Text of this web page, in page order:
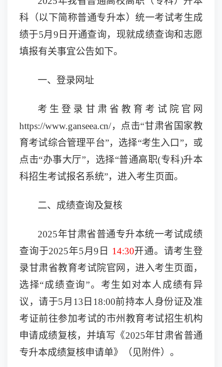
科（以下简称普通专升本）统一考试考生成
绩于5月9日开通查询，现就成绩查询和志愿
填报有关事宜公告如下。
一、 登录网址
考生登录甘肃省教育考试院官网
https://www.ganseea.cn/， 点击“甘肃省国家教
育考试综合管理平台”，选择“考生入口”，或
点击“办事大厅”，选择“普通高职(专科)升本
科招生考试报名系统”， 进入考生 页面。
二、成绩查询及复核
2025年甘肃省普通专升本统一考试成绩
查询于2025年5月9 日 14:30开通。 请考生登
录甘肃省教育考试院官网 ， 进入考生页面，
选择“成绩查询”。 考生如对本人成绩有异
议，请于5月 13 日 18:00前持本人身份证及准
考证前往参加考试的市州 教育考试招生机构
申请成绩复核，并填写《2025年甘肃省普通
专升本成绩复核申请单》（见附件）。